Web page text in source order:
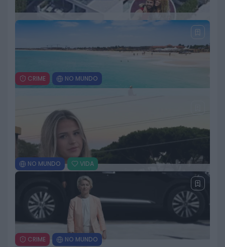
Morreu Kevin Keegan, antiga estrela do
futebol inglês e vencedor de duas Bolas de
Ouro
CRIME NO MUNDO
Tentativa de assalto à casa de Lamine
investigada
15 DE JULHO, 2026
NO MUNDO VIDA
Cabo Verde conquista o mundo e turismo
dispara após Mundial 2026
15 DE JULHO, 2026
CRIME NO MUNDO